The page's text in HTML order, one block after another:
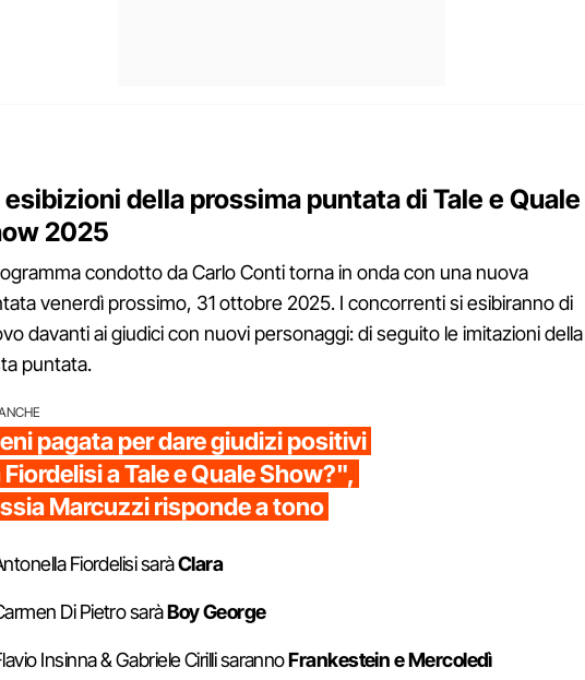
esibizioni della prossima puntata di Tale e Quale
2025
condotto da Carlo Conti torna in onda con una nuova
venerdì prossimo, 31 ottobre 2025. I concorrenti si esibiranno di
davanti ai giudici con nuovi personaggi: di seguito le imitazioni della
puntata.
pagata per dare giudizi positivi
Fiordelisi a Tale e Quale Show?",
Marcuzzi risponde a tono
Fiordelisi saràClara
Di Pietro saràBoy George
Insinna & Gabriele Cirilli sarannoFrankestein e Mercoledì